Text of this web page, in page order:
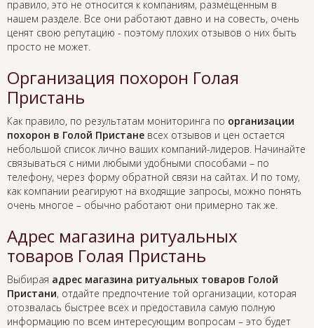
правило, это не относится к компаниям, размещенным в
нашем разделе. Все они работают давно и на совесть, очень
ценят свою репутацию - поэтому плохих отзывов о них быть
просто не может.
Организация похорон Голая
Пристань
Как правило, по результатам мониторинга по организации
похорон в Голой Пристане всех отзывов и цен остается
небольшой список лично ваших компаний-лидеров. Начинайте
связываться с ними любыми удобными способами – по
телефону, через форму обратной связи на сайтах. И по тому,
как компании реагируют на входящие запросы, можно понять
очень многое – обычно работают они примерно так же.
Адрес магазина ритуальных
товаров Голая Пристань
Выбирая адрес магазина ритуальных товаров Голой
Пристани, отдайте предпочтение той организации, которая
отозвалась быстрее всех и предоставила самую полную
информацию по всем интересующим вопросам – это будет